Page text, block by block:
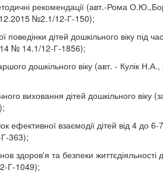
рекомендації (авт.-Рома
№2.1/12-Г-150);
дітей дошкільного віку під час
№ 14.1/12-Г-1856);
дошкільного віку (авт. - Кулік
виховання дітей дошкільного віку
взаємодії дітей від 4 до 6-
363);
здоров'я та безпеки життєдіяльності
Г-1049);